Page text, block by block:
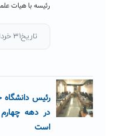
رئیسه با هیات
تاریخ۳۱ خرداد ۱۳۹۵
رئیس
در دهه
است